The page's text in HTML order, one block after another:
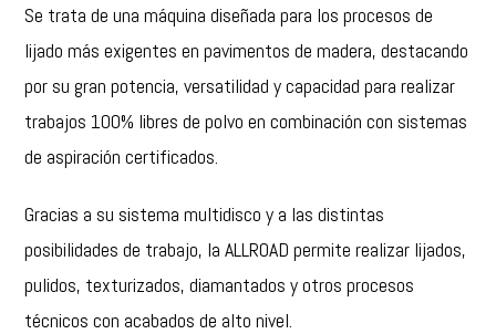
Se trata de una máquina diseñada para los procesos de
lijado más exigentes en pavimentos de madera, destacando
por su gran potencia, versatilidad y capacidad para realizar
trabajos 100% libres de polvo en combinación con sistemas
de aspiración certificados.
Gracias a su sistema multidisco y a las distintas
posibilidades de trabajo, la ALLROAD permite realizar lijados,
pulidos, texturizados, diamantados y otros procesos
técnicos con acabados de alto nivel.